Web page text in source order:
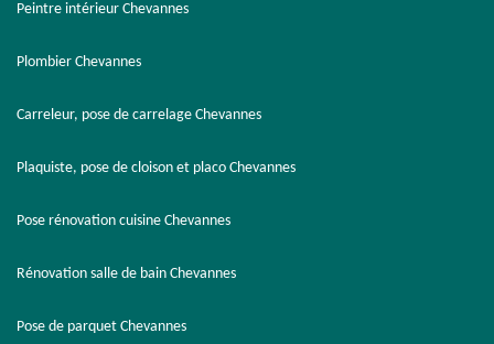
Peintre intérieur Chevannes
Plombier Chevannes
Carreleur, pose de carrelage Chevannes
Plaquiste, pose de cloison et placo Chevannes
Pose rénovation cuisine Chevannes
Rénovation salle de bain Chevannes
Pose de parquet Chevannes